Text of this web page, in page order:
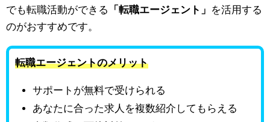
でも転職活動ができる
「転職エージェント」 を活用する
のがおすすめです。
転職エージェントのメリット
サポートが無料で受けられる
あなたに合った求人を複数紹介してもらえる